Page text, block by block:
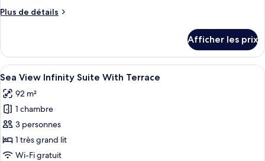
chambre :
Suite
With
Balcony
Plus de détails
Plus
Premium
Sunset
Suite
Balcony
Afficher les prix
Afficher
toutes
les
photos
pour
ce
type
Sea View Infinity Suite With Terrace
11
Sea View Infinity Suite With Terrace
92 m²
1 chambre
3 personnes
1 très grand lit
Wi-Fi gratuit